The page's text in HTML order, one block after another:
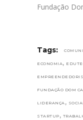
Fundação
Tags:
ECONOMIA ,
FUNDAÇÃO DOM
LIDERANÇA ,
STARTUP ,